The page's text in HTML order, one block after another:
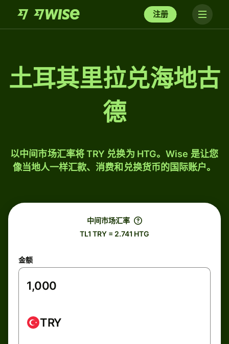
注册
土耳其里拉兑海地古
德
以中间市场汇率将 TRY 兑换为 HTG。Wise 是让您
像当地人一样汇款、消费和兑换货币的国际账户。
中间市场汇率
TL1 TRY = 2.741 HTG
金额
TRY